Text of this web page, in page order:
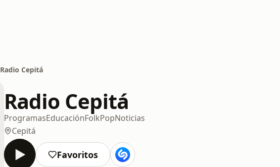
Radio Cepitá
Radio Cepitá
ProgramasEducaciónFolkPopNoticias
Cepitá
Favoritos